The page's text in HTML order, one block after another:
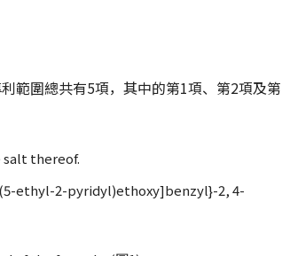
範圍總共有5項，其中的第1項、第2項及第
salt thereof.
ethyl-2-pyridyl)ethoxy]benzyl}-2, 4-